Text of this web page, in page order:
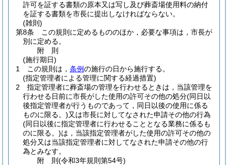
許可を証する書類の原本又は写し及び葬斎場使用料の納付
を証する書類を市長に提出しなければならない。
(雑則)
第8条
この規則に定めるもののほか，必要な事項は，市長が
別に定める。
附 則
(施行期日)
1
この規則は， 条例の施行の日から施行する。
(指定管理者による管理に関する経過措置)
2
指定管理者に葬斎場の管理を行わせるときは，当該管理を
行わせる日前に市長がした使用の許可その他の処分(同日以
後指定管理者が行うものであって，同日以後の使用に係る
ものに限る。)又は市長に対してなされた申請その他の行為
(同日以後に指定管理者に行わせることとなる業務に係るも
のに限る。)は，当該指定管理者がした使用の許可その他の
処分又は当該指定管理者に対してなされた申請その他の行
為とみなす。
附 則(令和3年規則第54号)